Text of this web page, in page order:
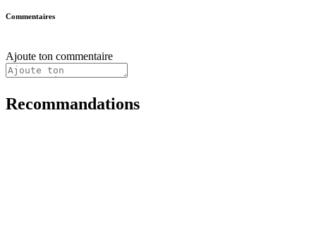
Commentaires
Ajoute ton commentaire
Recommandations